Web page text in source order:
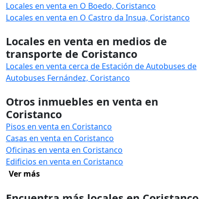
Locales en venta en O Boedo, Coristanco
Locales en venta en O Castro da Insua, Coristanco
Locales en venta en medios de
transporte de Coristanco
Locales en venta cerca de Estación de Autobuses de
Autobuses Fernández, Coristanco
Otros inmuebles en venta en
Coristanco
Pisos en venta en Coristanco
Casas en venta en Coristanco
Oficinas en venta en Coristanco
Edificios en venta en Coristanco
Ver más